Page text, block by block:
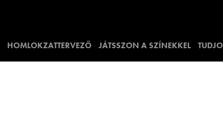
HOMLOKZATTERVEZŐ JÁTSSZON A SZÍNEKKEL